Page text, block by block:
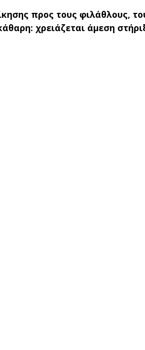
προς τους φιλάθλους,
χρειάζεται άμεση